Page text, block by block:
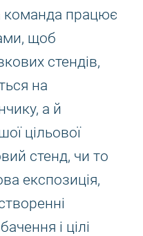
працює
щоб
стендів,
на
а й
цільової
стенд, чи то
експозиція,
і цілі